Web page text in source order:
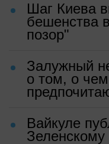
Шаг Киева
бешенства
позор"
Залужный
о том, о
Вайкуле
Зеленскому